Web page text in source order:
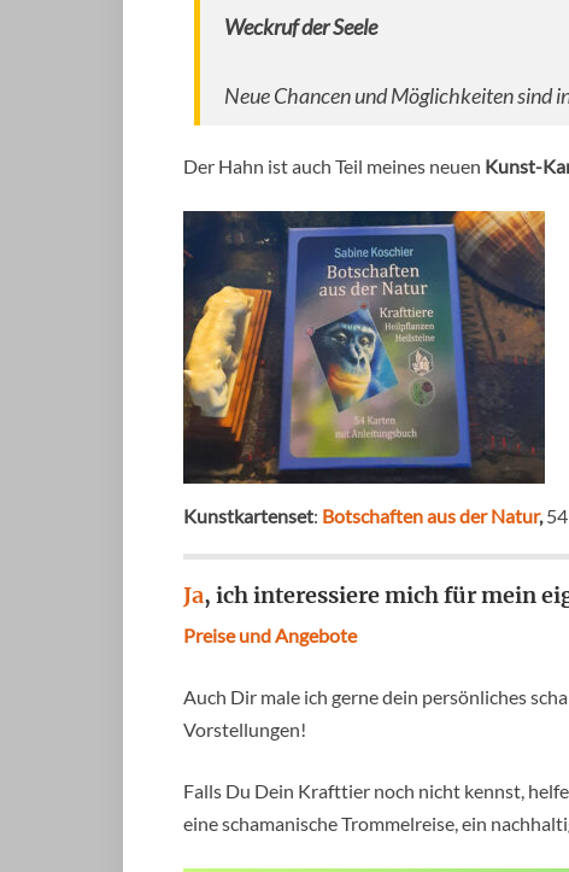
Weckruf der Seele
Neue Chancen und Möglichkeiten sind
Der Hahn ist auch Teil meines neuen Kunst-
Kunstkartenset: Botschaften aus der Natur,
Ja, ich interessiere mich für mein
Preise und Angebote
Auch Dir male ich gerne dein persönliches
Vorstellungen!
Falls Du Dein Krafttier noch nicht kennst,
eine schamanische Trommelreise, ein